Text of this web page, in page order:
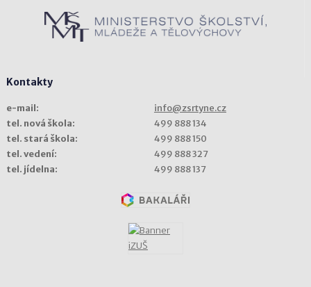
Kontakty
e-mail:
info@zsrtyne.cz
tel. nová škola:
499 888 134
tel. stará škola:
499 888 150
tel. vedení:
499 888 327
tel. jídelna:
499 888 137